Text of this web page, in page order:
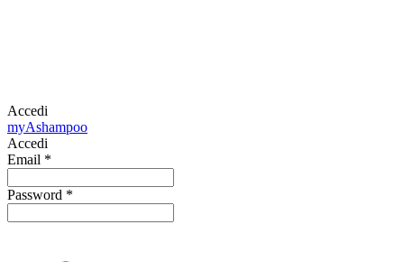
Accedi
myAshampoo
Accedi
Email *
Password *